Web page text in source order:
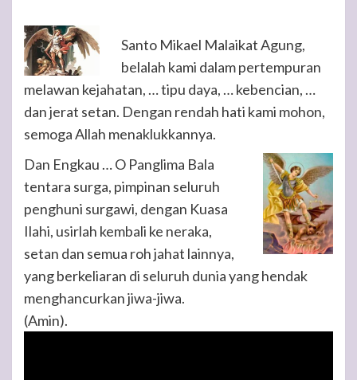
Santo Mikael Malaikat Agung,
belalah kami dalam pertempuran
melawan kejahatan, … tipu daya, … kebencian, …
dan jerat setan. Dengan rendah hati kami mohon,
semoga Allah menaklukkannya.
Dan Engkau … O Panglima Bala
tentara surga, pimpinan seluruh
penghuni surgawi, dengan Kuasa
Ilahi, usirlah kembali ke neraka,
setan dan semua roh jahat lainnya,
yang berkeliaran di seluruh dunia yang hendak
menghancurkan jiwa-jiwa.
(Amin).